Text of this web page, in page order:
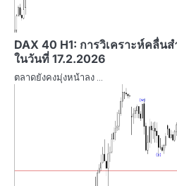
DAX 40 H1: การวิเคราะห์คลื่น
ในวันที่ 17.2.2026
ตลาดยังคงมุ่งหน้าลง …